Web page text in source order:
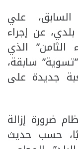
علي
عن إجراء
الثامن” الذي
سابقة،
جديدة على
ضرورة إزالة
حسب حديث